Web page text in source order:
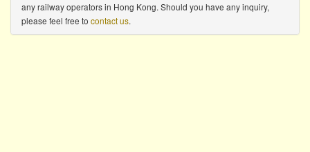
any railway operators in Hong Kong. Should you have any inquiry,
please feel free to contact us.